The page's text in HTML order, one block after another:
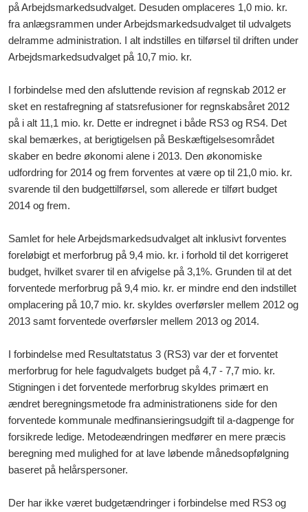
på Arbejdsmarkedsudvalget. Desuden omplaceres 1,0 mio. kr.
fra anlægsrammen under Arbejdsmarkedsudvalget til udvalgets
delramme administration. I alt indstilles en tilførsel til driften under
Arbejdsmarkedsudvalget på 10,7 mio. kr.
I forbindelse med den afsluttende revision af regnskab 2012 er
sket en restafregning af statsrefusioner for regnskabsåret 2012
på i alt 11,1 mio. kr. Dette er indregnet i både RS3 og RS4. Det
skal bemærkes, at berigtigelsen på Beskæftigelsesområdet
skaber en bedre økonomi alene i 2013. Den økonomiske
udfordring for 2014 og frem forventes at være op til 21,0 mio. kr.
svarende til den budgettilførsel, som allerede er tilført budget
2014 og frem.
Samlet for hele Arbejdsmarkedsudvalget alt inklusivt forventes
foreløbigt et merforbrug på 9,4 mio. kr. i forhold til det korrigeret
budget, hvilket svarer til en afvigelse på 3,1%. Grunden til at det
forventede merforbrug på 9,4 mio. kr. er mindre end den indstillet
omplacering på 10,7 mio. kr. skyldes overførsler mellem 2012 og
2013 samt forventede overførsler mellem 2013 og 2014.
I forbindelse med Resultatstatus 3 (RS3) var der et forventet
merforbrug for hele fagudvalgets budget på 4,7 - 7,7 mio. kr.
Stigningen i det forventede merforbrug skyldes primært en
ændret beregningsmetode fra administrationens side for den
forventede kommunale medfinansieringsudgift til a-dagpenge for
forsikrede ledige. Metodeændringen medfører en mere præcis
beregning med mulighed for at lave løbende månedsopfølgning
baseret på helårspersoner.
Der har ikke været budgetændringer i forbindelse med RS3 og